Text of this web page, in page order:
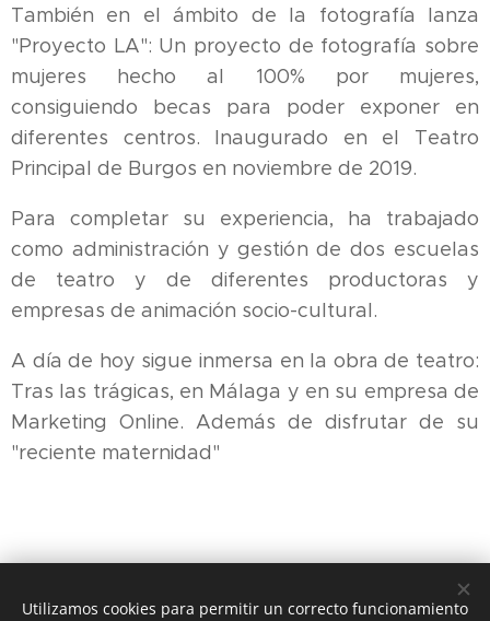
También en el ámbito de la fotografía lanza
"Proyecto LA": Un proyecto de fotografía sobre
mujeres hecho al 100% por mujeres,
consiguiendo becas para poder exponer en
diferentes centros. Inaugurado en el Teatro
Principal de Burgos en noviembre de 2019.
Para completar su experiencia, ha trabajado
como administración y gestión de dos escuelas
de teatro y de diferentes productoras y
empresas de animación socio-cultural.
A día de hoy sigue inmersa en la obra de teatro:
Tras las trágicas, en Málaga y en su empresa de
Marketing Online. Además de disfrutar de su
"reciente maternidad"
Utilizamos cookies para permitir un correcto funcionamiento